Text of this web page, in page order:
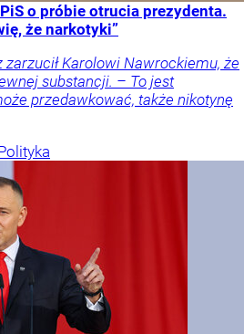
o próbie otrucia prezydenta.
że narkotyki”
Karolowi Nawrockiemu, że
substancji. – To jest
przedawkować, także nikotynę